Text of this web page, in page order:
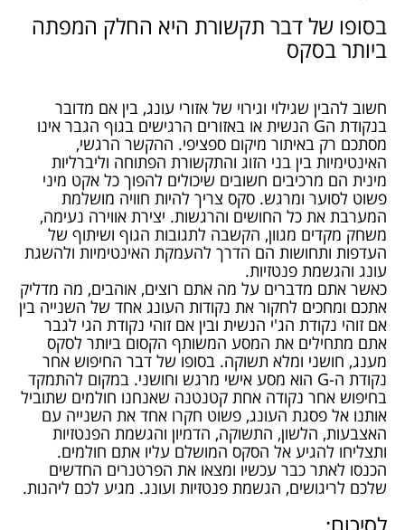
בסופו של דבר תקשורת היא החלק המפתה
ביותר בסקס
חשוב להבין שגילוי וגירוי של אזורי עונג, בין אם מדובר
בנקודת הG הנשית או באזורים הרגישים בגוף הגבר אינו
מסתכם רק באיתור מיקום ספציפי. ההקשר הרגשי,
האינטימיות בין בני הזוג והתקשורת הפתוחה וליברליות
מינית הם מרכיבים חשובים שיכולים להפוך כל אקט מיני
פשוט לסוער ומרגש. סקס צריך להיות חוויה מושלמת
המערבת את כל החושים והרגשות. יצירת אווירה נעימה,
משחק מקדים מגוון, הקשבה לתגובות הגוף ושיתוף של
העדפות ותחושות הם הדרך להעמקת האינטימיות ולהשגת
עונג והגשמת פנטזיות.
כאשר אתם מדברים על מה אתם רוצים, אוהבים, מה מדליק
אתכם ומחכים לחקור את נקודות העונג אחד של השנייה בין
אם זוהי נקודת הג'י הנשית ובין אם זוהי נקודת הגי לגבר
אתם מתחילים את המסע המשותף הקסום ביותר לסקס
מענג, חושני ומלא תשוקה. בסופו של דבר החיפוש אחר
נקודת ה-G הוא מסע אישי מרגש וחושני. במקום להתמקד
בחיפוש אחר נקודה אחת קטנטנה שאנחנו חולמים שתוביל
אותנו אל פסגת העונג, פשוט חקרו אחד את השנייה עם
האצבעות, הלשון, התשוקה, הדמיון והגשמת הפנטזיות
ותצליחו להגיע אל הסקס המושלם עליו אתם חולמים.
הכנסו לאתר כבר עכשיו ומצאו את הפרטנרים החדשים
שלכם לריגושים, הגשמת פנטזיות ועונג. מגיע לכם ליהנות.